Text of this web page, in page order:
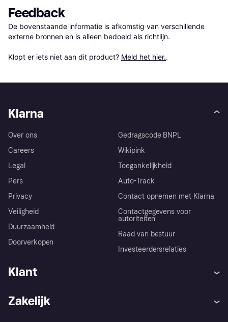
Feedback
De bovenstaande informatie is afkomstig van verschillende
externe bronnen en is alleen bedoeld als richtlijn.
Klopt er iets niet aan dit product? Meld het hier..
Klarna
Over ons
Careers
Legal
Pers
Privacy
Veiligheid
Duurzaamheid
Doorverkopen
Gedragscode BNPL
Wikipink
Toegankelijkheid
Auto-Track
Contact opnemen met Klarna
Contactgegevens voor
autoriteiten
Raad van bestuur
Investeerdersrelaties
Klant
Zakelijk